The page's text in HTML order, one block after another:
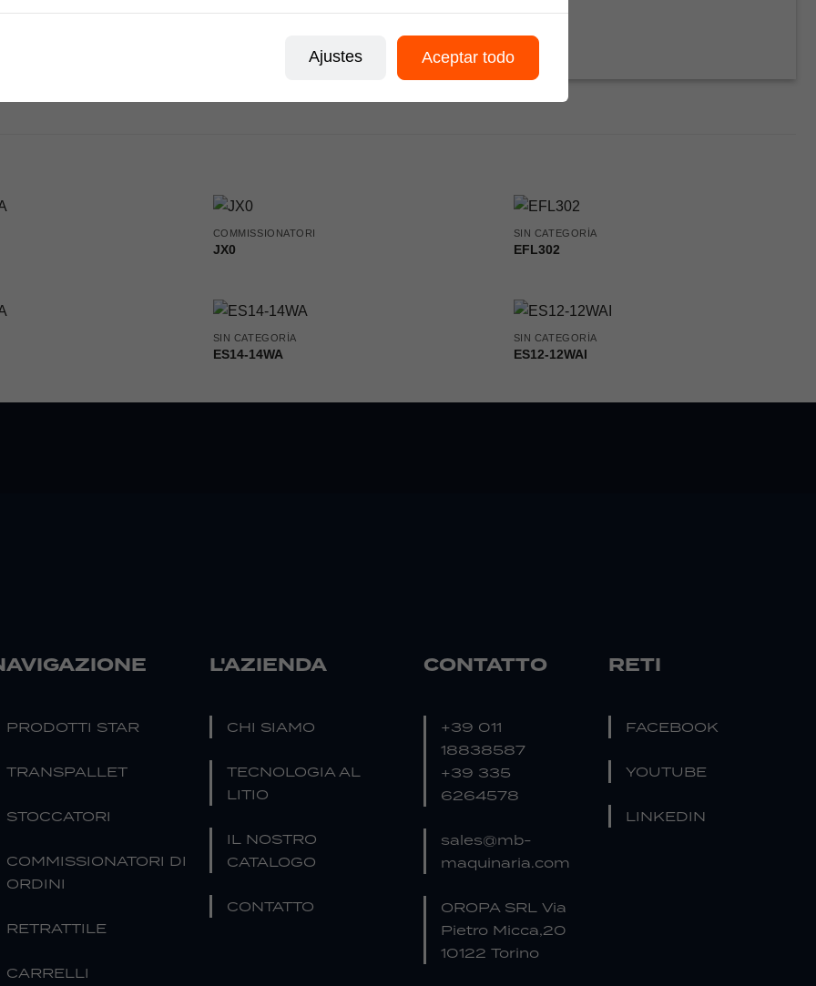
COMMISSIONATORI
JX0
SIN CATEGORÍA
EFL302
SIN CATEGORÍA
ES14-14WA
SIN CATEGORÍA
ES12-12WAI
PRODOTTI STAR
TRANSPALLET
STOCCATORI
COMMISSIONATORI DI
ORDINI
RETRATTILE
CARRELLI
L'AZIENDA
CHI SIAMO
TECNOLOGIA AL
LITIO
IL NOSTRO
CATALOGO
CONTATTO
CONTATTO
+39 011
18838587
+39 335
6264578
sales@mb-
maquinaria.com
OROPA SRL Via
Pietro Micca,20
10122 Torino
RETI
FACEBOOK
YOUTUBE
LINKEDIN
Ajustes Aceptar todo